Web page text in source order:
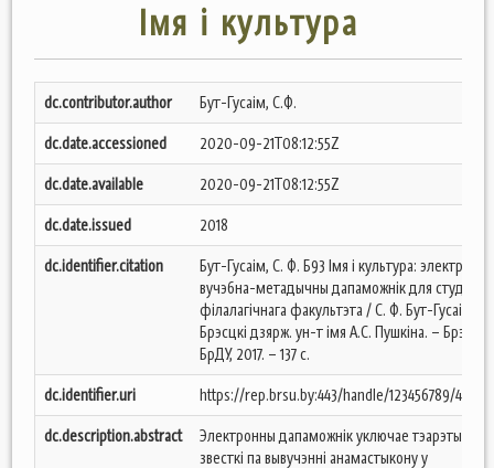
Імя і культура
dc.contributor.author
Бут-Гусаім, С.Ф.
dc.date.accessioned
2020-09-21T08:12:55Z
dc.date.available
2020-09-21T08:12:55Z
dc.date.issued
2018
dc.identifier.citation
Бут-Гусаім, С. Ф. Б93 Імя і культура: электронны
вучэбна-метадычны дапаможнік для
філалагічнага факультэта / С. Ф. Бут-Гусаім ;
Брэсцкі дзярж. ун-т імя А.С. Пушкіна. – Брэст :
БрДУ, 2017. – 137 с.
dc.identifier.uri
https://rep.brsu.by:443/handle/123456789/496
dc.description.abstract
Электронны дапаможнік уключае тэарэтычныя
звесткі па вывучэнні анамастыкону у